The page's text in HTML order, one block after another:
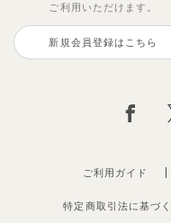
ご利用いただけます。
新規会員登録はこちら
ご利用ガイド
特定商取引法に基づ